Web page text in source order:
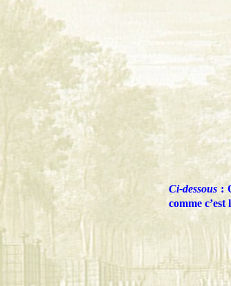
Ci-dessous :
comme